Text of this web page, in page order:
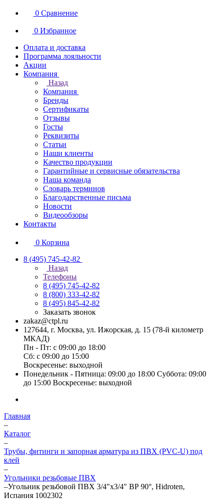
0 Сравнение
0 Избранное
Оплата и доставка
Программа лояльности
Акции
Компания
Назад
Компания
Бренды
Сертификаты
Отзывы
Госты
Реквизиты
Статьи
Наши клиенты
Качество продукции
Гарантийные и сервисные обязательства
Наша команда
Словарь терминов
Благодарственные письма
Новости
Видеообзоры
Контакты
0 Корзина
8 (495) 745-42-82
Назад
Телефоны
8 (495) 745-42-82
8 (800) 333-42-82
8 (495) 845-42-82
Заказать звонок
zakaz@ctpl.ru
127644, г. Москва, ул. Ижорская, д. 15 (78-й километр
МКАД)
Пн - Пт: с 09:00 до 18:00
Сб: с 09:00 до 15:00
Воскресенье: выходной
Понедельник - Пятница: 09:00 до 18:00 Суббота: 09:00
до 15:00 Воскресенье: выходной
Главная
–
Каталог
–
Трубы, фитинги и запорная арматура из ПВХ (PVC-U) под
клей
–
Угольники резьбовые ПВХ
–Угольник резьбовой ПВХ 3/4"х3/4" ВР 90°, Hidroten,
Испания 1002302